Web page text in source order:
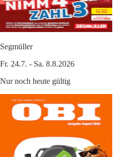
Segmüller
Fr. 24.7. - Sa. 8.8.2026
Nur noch heute gültig